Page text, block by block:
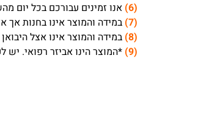
(6)
אנו זמינים עבורכם בכל יום מהשעה 9 בבוקר ועד 18 אחה”צ, ובימי שישי עד
(7)
במידה והמוצר אינו בחנות אך אצל
(8)
במידה והמוצר אינו אצל היבואן
(9)
*המוצר הינו אביזר רפואי. יש